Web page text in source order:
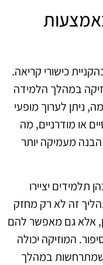
כישורי קריאה.
במהלך הלמידה
ניתן לערוך מופעי
או מודרניים, מה
מעמיקה יותר
תלמידים יציירו
זה לא רק מחזק
אלא גם מאפשר להם
המוזיקה יכולה
במהלך